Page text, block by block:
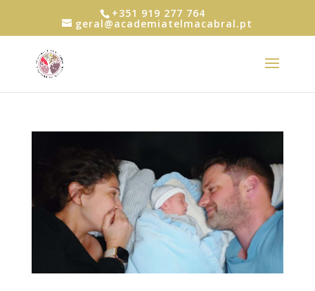
+351 919 277 764
geral@academiatelmacabral.pt